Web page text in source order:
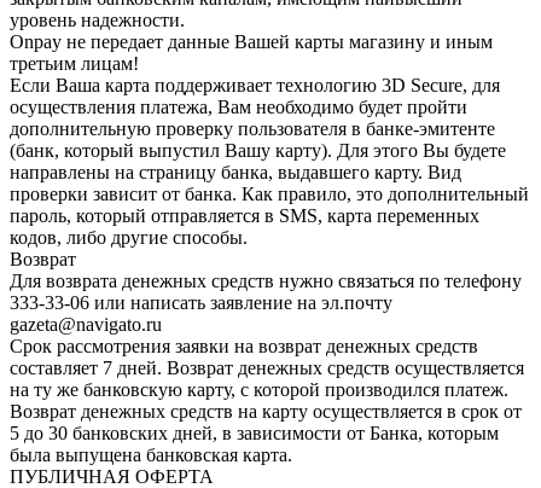
уровень надежности.
Onpay не передает данные Вашей карты магазину и иным
третьим лицам!
Если Ваша карта поддерживает технологию 3D Secure, для
осуществления платежа, Вам необходимо будет пройти
дополнительную проверку пользователя в банке-эмитенте
(банк, который выпустил Вашу карту). Для этого Вы будете
направлены на страницу банка, выдавшего карту. Вид
проверки зависит от банка. Как правило, это дополнительный
пароль, который отправляется в SMS, карта переменных
кодов, либо другие способы.
Возврат
Для возврата денежных средств нужно связаться по телефону
333-33-06 или написать заявление на эл.почту
gazeta@navigato.ru
Срок рассмотрения заявки на возврат денежных средств
составляет 7 дней. Возврат денежных средств осуществляется
на ту же банковскую карту, с которой производился платеж.
Возврат денежных средств на карту осуществляется в срок от
5 до 30 банковских дней, в зависимости от Банка, которым
была выпущена банковская карта.
ПУБЛИЧНАЯ ОФЕРТА